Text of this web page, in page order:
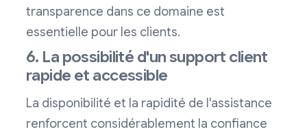
transparence dans ce domaine est
essentielle pour les clients.
6. La possibilité d'un support client
rapide et accessible
La disponibilité et la rapidité de l'assistance
renforcent considérablement la confiance